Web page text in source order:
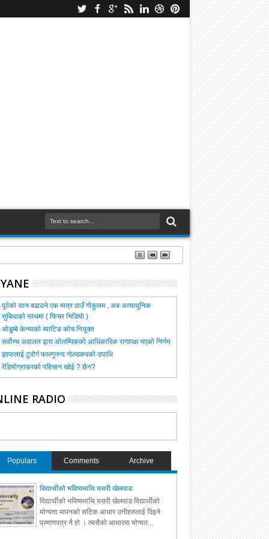
पूर्वको सान बढाउने एक मात्र ठाउँ गोकुलम , अब अत्याधुनिक
सुबिधाको साथमा ( फिचर भिडियो )
ओडुम्बे केन्याको ब्याटिङ कोच नियुक्त
सर्वोच्च अदालत द्वारा ओलम्पिकको आधिकारिक राणापक्ष भएको निर्णय
झापालाई टुवोर्ग फाल्गुनन्द गोल्डकपको उपाधि
रेडियोग्राफरको पहिचान खोई ? छैन?
RADIO
Populars Comments Archive
विद्यार्थीको भविष्यमाथि यसरी खेलवाड
विद्यार्थीको भविष्यमाथि यसरी खेलवाड विद्यार्थीको
योग्यता मापनको सटिक आधार उनीहरुलाई दिइने
प्रमाणपत्र नै हो । त्यसैको आधारमा योग्यत...